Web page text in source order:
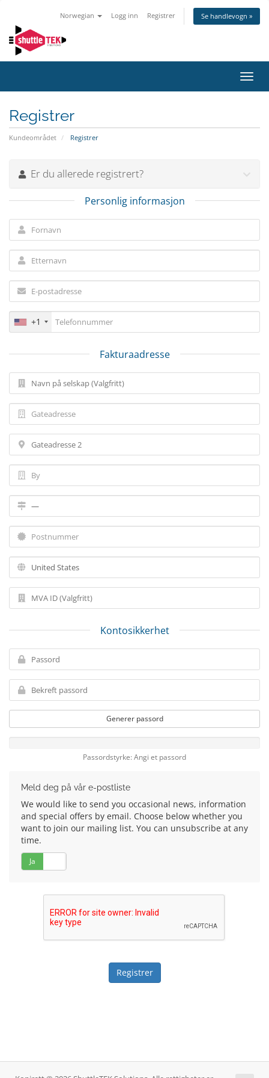
Norwegian Logg inn Registrer Se handlevogn »
Bytt
Registrer
Kundeområdet Registrer
Er du allerede registrert?
Personlig informasjon
+1
Fakturaadresse
Kontosikkerhet
Generer passord
Passordstyrke: Angi et passord
Meld deg på vår e-postliste
We would like to send you occasional news, information
and special offers by email. Choose below whether you
want to join our mailing list. You can unsubscribe at any
time.
Ja